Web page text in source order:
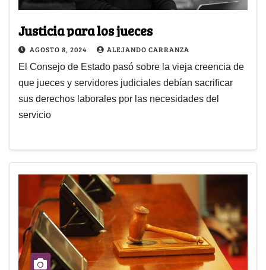
Justicia para los jueces
AGOSTO 8, 2024 ALEJANDO CARRANZA
El Consejo de Estado pasó sobre la vieja creencia de
que jueces y servidores judiciales debían sacrificar
sus derechos laborales por las necesidades del
servicio